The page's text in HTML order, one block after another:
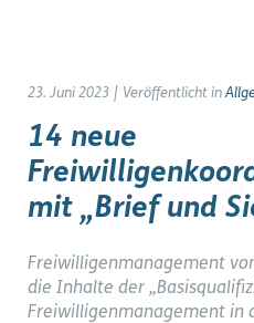
23. Juni 2023 | Veröffentlicht in
14 neue
mit „Brief und
Freiwilligenmanagement
die Inhalte der
Freiwilligenmanagement in